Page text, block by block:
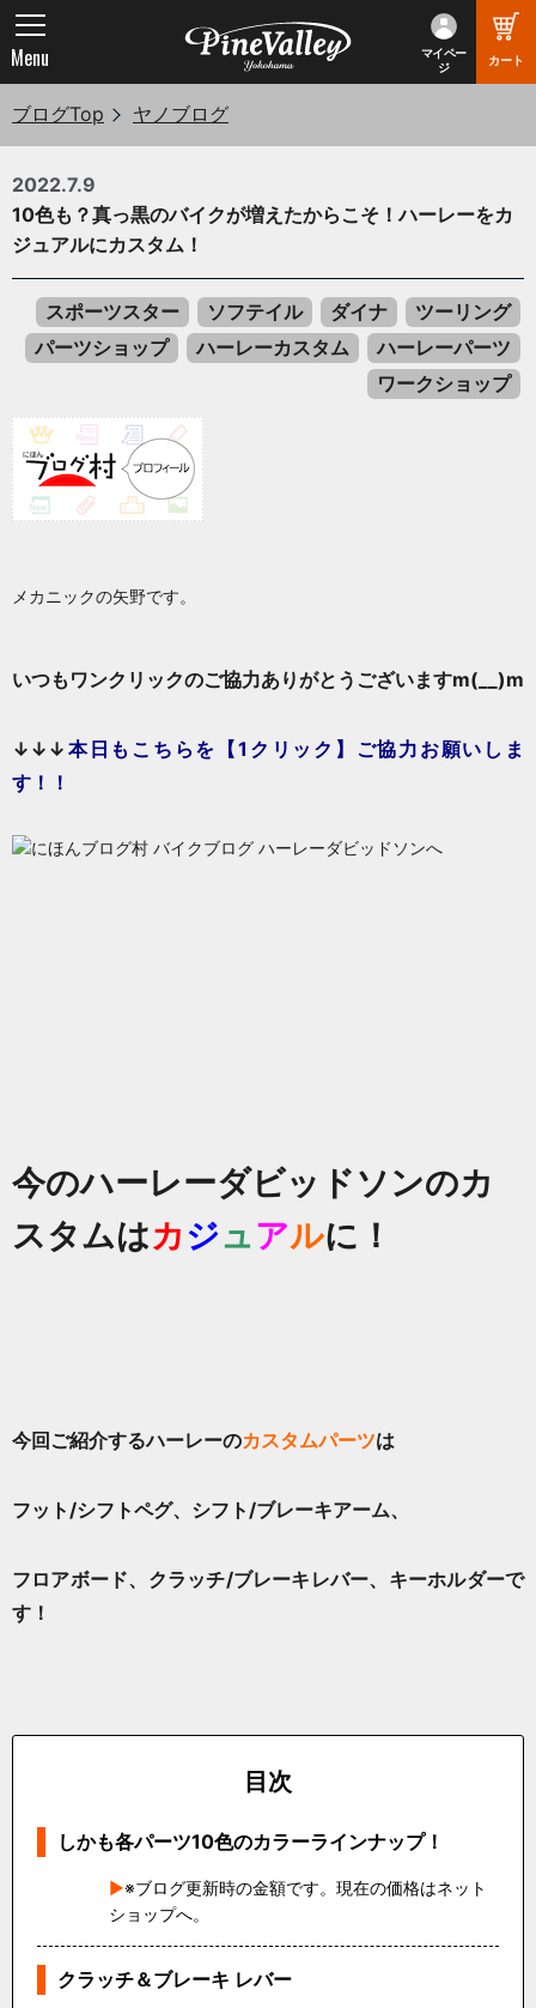
マイペー
ジ
カート
Menu
ブログTop ヤノブログ
2022.7.9
10色も？真っ黒のバイクが増えたからこそ！ハーレーをカ
ジュアルにカスタム！
スポーツスター ソフテイル ダイナ
ツーリング
パーツショップ
ハーレーカスタム
ハーレーパーツ
ワークショップ
メカニックの矢野です。
いつもワンクリックのご協力ありがとうございますm(__)m
↓↓↓ 本日もこち らを【1クリック】ご協力お願いしま
す！！
今のハーレーダビッドソンのカ
スタムはカ ジュアルに！
今回ご紹介するハーレーのカスタムパーツは
フット/シフトペグ、シフト/ブレーキアーム、
フロアボード、クラッチ/ブレーキレバー、キーホルダーで
す！
目次
しかも各パーツ10色のカラーラインナップ！
※ブログ更新時の金額です。現在の価格はネット
ショップへ。
クラッチ＆ブレーキ レバー